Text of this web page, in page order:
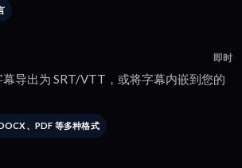
即时
幕导出为 SRT/VTT，或将字幕内嵌到您的
、PDF 等多种格式